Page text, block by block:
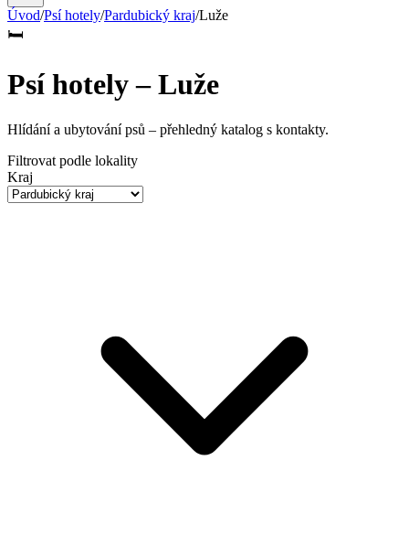
Úvod/Psí hotely/Pardubický kraj/Luže
🛏️
Psí hotely – Luže
Hlídání a ubytování psů – přehledný katalog s kontakty.
Filtrovat podle lokality
Kraj